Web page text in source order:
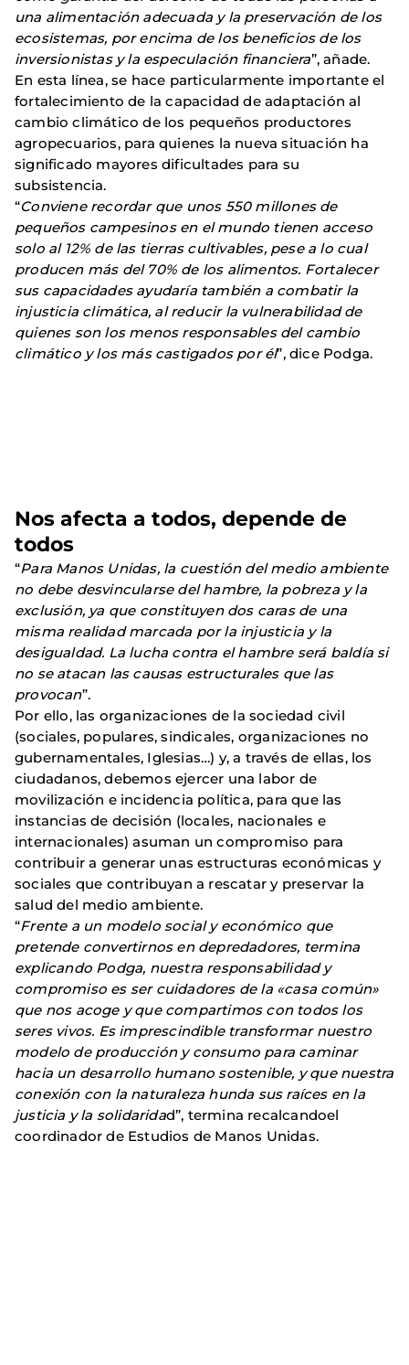
una alimentación adecuada y la preservación de los
ecosistemas, por encima de los beneficios de los
inversionistas y la especulación financiera”, añade.
En esta línea, se hace particularmente importante el
fortalecimiento de la capacidad de adaptación al
cambio climático de los pequeños productores
agropecuarios, para quienes la nueva situación ha
significado mayores dificultades para su
subsistencia.
“Conviene recordar que unos 550 millones de
pequeños campesinos en el mundo tienen acceso
solo al 12% de las tierras cultivables, pese a lo cual
producen más del 70% de los alimentos. Fortalecer
sus capacidades ayudaría también a combatir la
injusticia climática, al reducir la vulnerabilidad de
quienes son los menos responsables del cambio
climático y los más castigados por él”, dice Podga.
Nos afecta a todos, depende de
todos
“Para Manos Unidas, la cuestión del medio ambiente
no debe desvincularse del hambre, la pobreza y la
exclusión, ya que constituyen dos caras de una
misma realidad marcada por la injusticia y la
desigualdad. La lucha contra el hambre será baldía si
no se atacan las causas estructurales que las
provocan”.
Por ello, las organizaciones de la sociedad civil
(sociales, populares, sindicales, organizaciones no
gubernamentales, Iglesias…) y, a través de ellas, los
ciudadanos, debemos ejercer una labor de
movilización e incidencia política, para que las
instancias de decisión (locales, nacionales e
internacionales) asuman un compromiso para
contribuir a generar unas estructuras económicas y
sociales que contribuyan a rescatar y preservar la
salud del medio ambiente.
“Frente a un modelo social y económico que
pretende convertirnos en depredadores, termina
explicando Podga, nuestra responsabilidad y
compromiso es ser cuidadores de la «casa común»
que nos acoge y que compartimos con todos los
seres vivos. Es imprescindible transformar nuestro
modelo de producción y consumo para caminar
hacia un desarrollo humano sostenible, y que nuestra
conexión con la naturaleza hunda sus raíces en la
justicia y la solidaridad”, termina recalcandoel
coordinador de Estudios de Manos Unidas.